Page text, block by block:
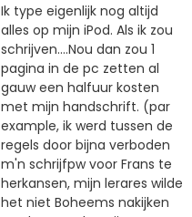
Ik type eigenlijk nog altijd
alles op mijn iPod. Als ik zou
schrijven....Nou dan zou 1
pagina in de pc zetten al
gauw een halfuur kosten
met mijn handschrift. (par
example, ik werd tussen de
regels door bijna verboden
m'n schrijfpw voor Frans te
herkansen, mijn lerares wilde
het niet Boheems nakijken